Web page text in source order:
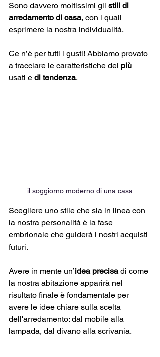
Sono davvero moltissimi gli stili di
arredamento di casa, con i quali
esprimere la nostra individualità.
Ce n’è per tutti i gusti! Abbiamo provato
a tracciare le caratteristiche dei più
usati e di tendenza.
il soggiorno moderno di una casa
Scegliere uno stile che sia in linea con
la nostra personalità è la fase
embrionale che guiderà i nostri acquisti
futuri.
Avere in mente un’idea precisa di come
la nostra abitazione apparirà nel
risultato finale è fondamentale per
avere le idee chiare sulla scelta
dell'arredamento: dal mobile alla
lampada, dal divano alla scrivania.